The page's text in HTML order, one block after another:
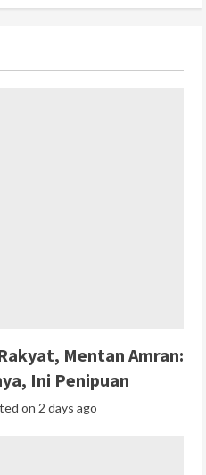
Mentan Amran:
Ini Penipuan
on 2 days ago